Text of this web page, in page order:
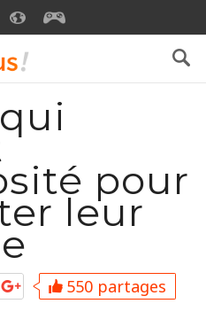
SOOFRESHSOOCURIOUS
pour
leur
550 partages